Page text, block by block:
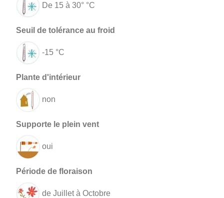
De 15 à 30° °C
-15 °C
non
oui
de Juillet à Octobre